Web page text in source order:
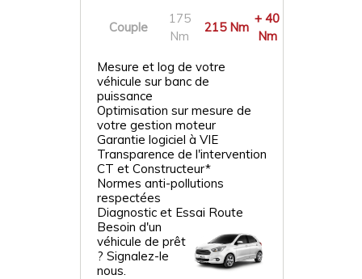
Couple
175
Nm
215 Nm
+ 40
Nm
Mesure et log de votre
véhicule sur banc de
puissance
Optimisation sur mesure de
votre gestion moteur
Garantie logiciel à VIE
Transparence de l'intervention
CT et Constructeur*
Normes anti-pollutions
respectées
Diagnostic et Essai Route
Besoin d'un
véhicule de prêt
? Signalez-le
nous.